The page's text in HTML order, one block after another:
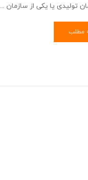
تولیدی یا یکی از سازمان ...
مطلب